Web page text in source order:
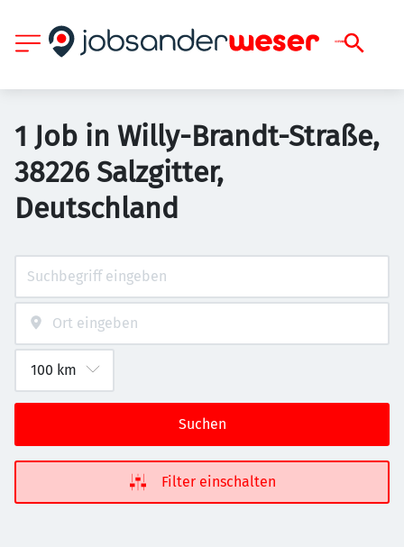
1 Job in Willy-Brandt-Straße,
38226 Salzgitter,
Deutschland
Suchen
Filter einschalten